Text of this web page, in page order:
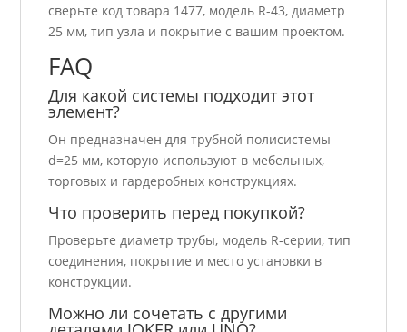
сверьте код товара 1477, модель R-43, диаметр
25 мм, тип узла и покрытие с вашим проектом.
FAQ
Для какой системы подходит этот
элемент?
Он предназначен для трубной полисистемы
d=25 мм, которую используют в мебельных,
торговых и гардеробных конструкциях.
Что проверить перед покупкой?
Проверьте диаметр трубы, модель R-серии, тип
соединения, покрытие и место установки в
конструкции.
Можно ли сочетать с другими